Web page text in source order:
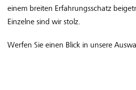
einem breiten Erfahrungsschatz
Einzelne sind wir stolz.
Werfen Sie einen Blick in unsere